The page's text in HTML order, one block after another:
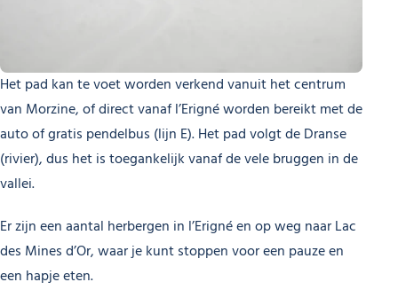
Het pad kan te voet worden verkend vanuit het centrum
van Morzine, of direct vanaf l’Erigné worden bereikt met de
auto of gratis pendelbus (lijn E). Het pad volgt de Dranse
(rivier), dus het is toegankelijk vanaf de vele bruggen in de
vallei.
Er zijn een aantal herbergen in l’Erigné en op weg naar Lac
des Mines d’Or, waar je kunt stoppen voor een pauze en
een hapje eten.